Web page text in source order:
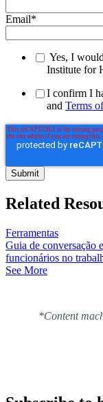
Email*
Yes, I
Institute for
I confirm I
and Terms
Related
Ferramentas
Guia de conversação
funcionários no
See More
*Content